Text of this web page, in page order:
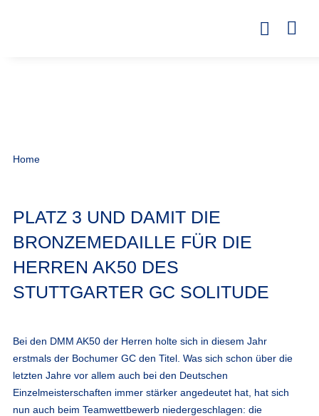
Home
PLATZ 3 UND DAMIT DIE
BRONZEMEDAILLE FÜR DIE
HERREN AK50 DES
STUTTGARTER GC SOLITUDE
Bei den DMM AK50 der Herren holte sich in diesem Jahr
erstmals der Bochumer GC den Titel. Was sich schon über die
letzten Jahre vor allem auch bei den Deutschen
Einzelmeisterschaften immer stärker angedeutet hat, hat sich
nun auch beim Teamwettbewerb niedergeschlagen: die